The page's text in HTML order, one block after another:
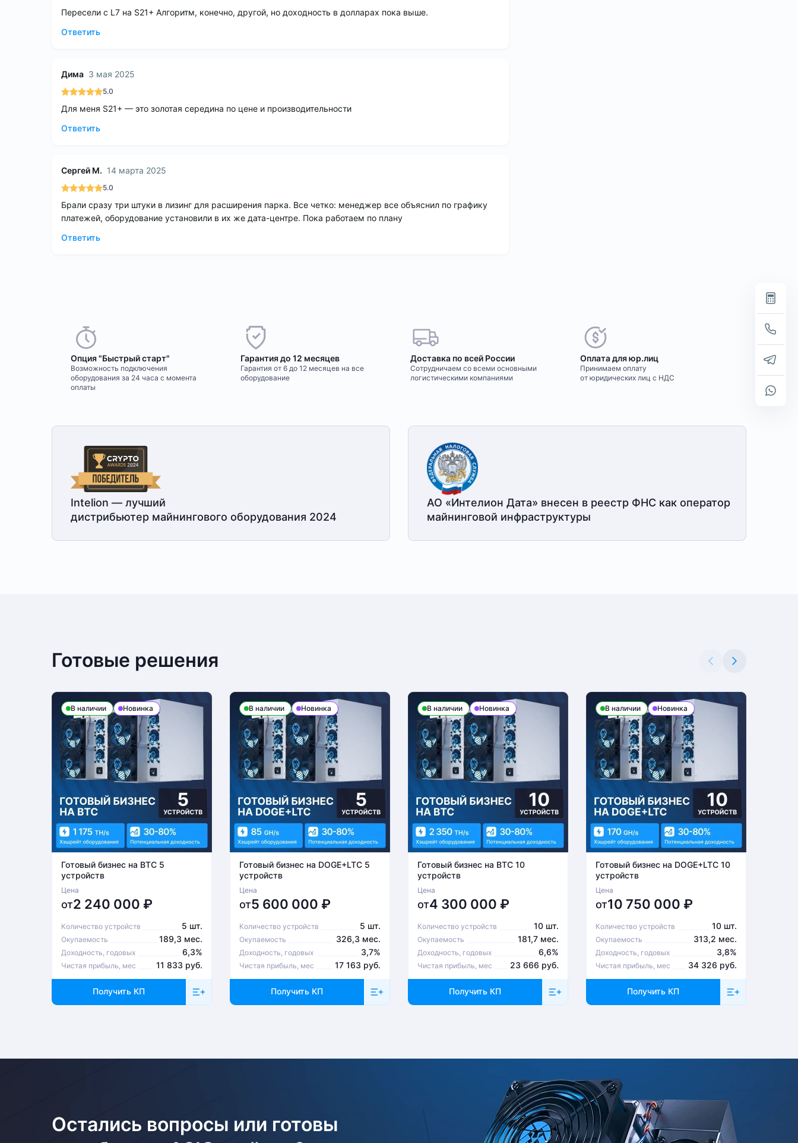
Пересели с L7 на S21+ Алгоритм, конечно, другой, но доходность в долларах пока выше.
Ответить
Дима 3 мая 2025
5.0
Для меня S21+ — это золотая середина по цене и производительности
Ответить
Сергей М. 14 марта 2025
5.0
Брали сразу три штуки в лизинг для расширения парка. Все четко: менеджер все объяснил по графику
платежей, оборудование установили в их же дата-центре. Пока работаем по плану
Ответить
Опция "Быстрый старт"
Возможность подключения
оборудования за 24 часа с момента
оплаты
Гарантия до 12 месяцев
Гарантия от 6 до 12 месяцев на все
оборудование
Доставка по всей России
Сотрудничаем со всеми основными
логистическими компаниями
Оплата для юр.лиц
Принимаем оплату
от юридических лиц с НДС
Intelion — лучший
дистрибьютер майнингового оборудования 2024
АО «Интелион Дата» внесен в реестр ФНС как оператор
майнинговой инфраструктуры
Готовые решения
В наличии Новинка
Готовый бизнес на BTC 5
устройств
Цена
от2 240 000 ₽
Количество устройств 5 шт.
Окупаемость 189,3 мес.
Доходность, годовых 6,3%
Чистая прибыль, мес 11 833 руб.
Получить КП
В наличии Новинка
Готовый бизнес на DOGE+LTC 5
устройств
Цена
от5 600 000 ₽
Количество устройств 5 шт.
Окупаемость 326,3 мес.
Доходность, годовых 3,7%
Чистая прибыль, мес 17 163 руб.
Получить КП
В наличии Новинка
Готовый бизнес на BTC 10
устройств
Цена
от4 300 000 ₽
Количество устройств 10 шт.
Окупаемость 181,7 мес.
Доходность, годовых 6,6%
Чистая прибыль, мес 23 666 руб.
Получить КП
В наличии Новинка
Готовый бизнес на DOGE+LTC 10
устройств
Цена
от10 750 000 ₽
Количество устройств 10 шт.
Окупаемость 313,2 мес.
Доходность, годовых 3,8%
Чистая прибыль, мес 34 326 руб.
Получить КП
Остались вопросы или готовы